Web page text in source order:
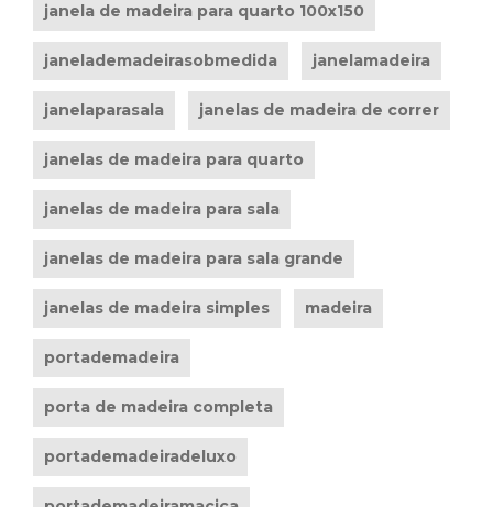
janela de madeira para quarto 100x150
janelademadeirasobmedida janelamadeira
janelaparasala janelas de madeira de correr
janelas de madeira para quarto
janelas de madeira para sala
janelas de madeira para sala grande
janelas de madeira simples madeira
portademadeira
porta de madeira completa
portademadeiradeluxo